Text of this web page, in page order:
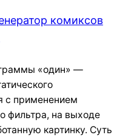
комиксов
«один» —
с применением
фильтра, на выходе
картинку. Суть